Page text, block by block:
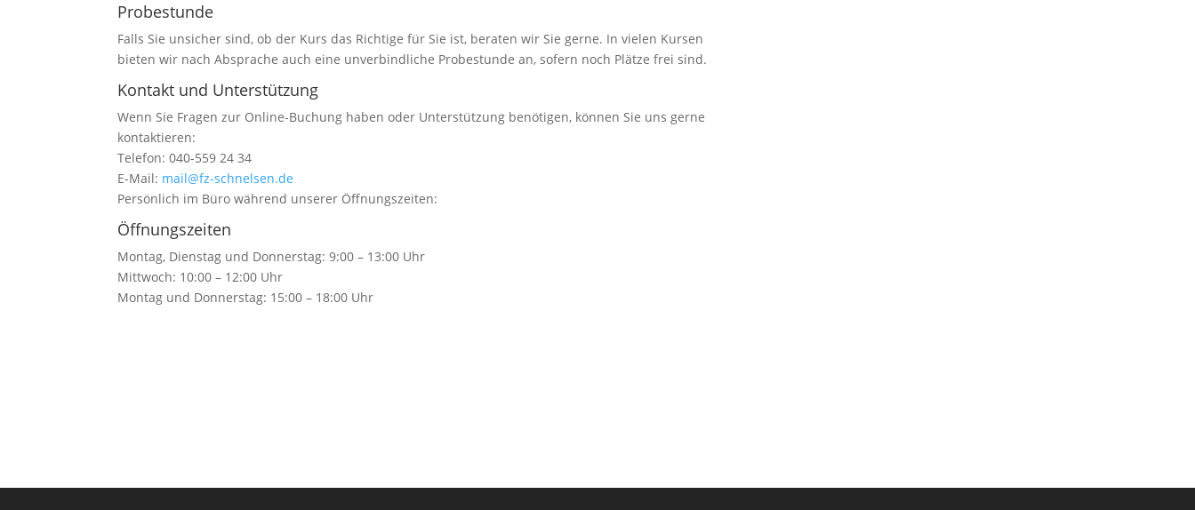
Probestunde
Falls Sie unsicher sind, ob der Kurs das Richtige für Sie ist, beraten wir Sie gerne. In vielen Kursen
bieten wir nach Absprache auch eine unverbindliche Probestunde an, sofern noch Plätze frei sind.
Kontakt und Unterstützung
Wenn Sie Fragen zur Online-Buchung haben oder Unterstützung benötigen, können Sie uns gerne
kontaktieren:
Telefon: 040-559 24 34
E-Mail: mail@fz-schnelsen.de
Persönlich im Büro während unserer Öffnungszeiten:
Öffnungszeiten
Montag, Dienstag und Donnerstag: 9:00 – 13:00 Uhr
Mittwoch: 10:00 – 12:00 Uhr
Montag und Donnerstag: 15:00 – 18:00 Uhr